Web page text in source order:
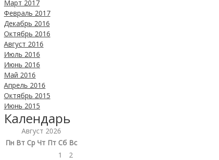
Март 2017
Февраль 2017
Декабрь 2016
Октябрь 2016
Август 2016
Июль 2016
Июнь 2016
Май 2016
Апрель 2016
Октябрь 2015
Июнь 2015
Календарь
Август 2026
Пн Вт Ср Чт Пт Сб Вс
1
2